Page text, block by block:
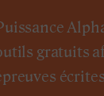
gratuits